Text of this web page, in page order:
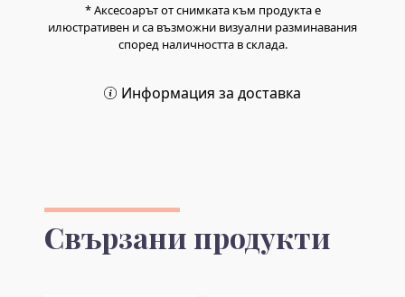
* Аксесоарът от снимката към продукта е
илюстративен и са възможни визуални разминавания
според наличността в склада.
Информация за доставка
Свързани продукти